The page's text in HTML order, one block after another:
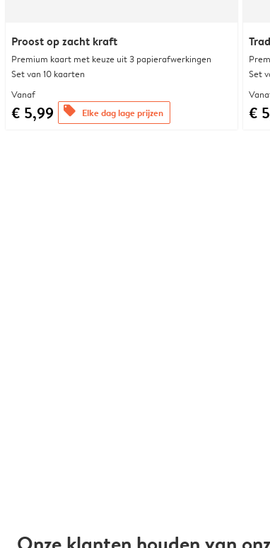
Proost op zacht kraft
Premium kaart met keuze uit 3 papierafwerkingen
Set van 10 kaarten
Vanaf
€ 5,99 offers Elke dag lage prijzen
Set
€